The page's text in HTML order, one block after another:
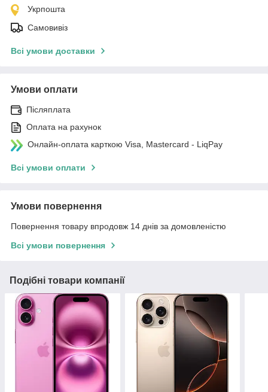
Укрпошта
Самовивіз
Всі умови доставки
Умови оплати
Післяплата
Оплата на рахунок
Онлайн-оплата карткою Visa, Mastercard - LiqPay
Всі умови оплати
Умови повернення
Повернення товару впродовж 14 днів за домовленістю
Всі умови повернення
Подібні товари компанії